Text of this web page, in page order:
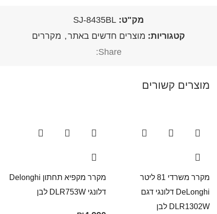
מק"ט: SJ-8435BL
קטגוריות: מוצרים חדשים באתר, מקררים
Share:
מוצרים קשורים
מקרר משרדי 81 ליטר
DeLonghi דלונגי דגם
DLR1302W לבן
מקרר ‏מקפיא תחתון Delonghi
דלונגי ‏DLR753W לבן